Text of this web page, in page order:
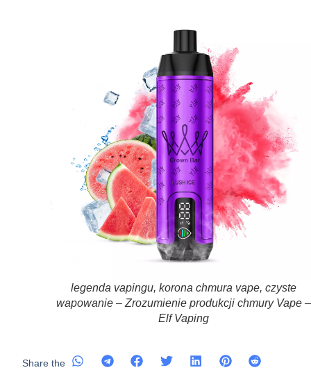
legenda vapingu, korona chmura vape, czyste
wapowanie – Zrozumienie produkcji chmury Vape –
Elf Vaping
Share the